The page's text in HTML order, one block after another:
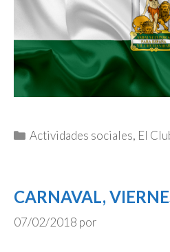
Categorías
Actividades sociales, El
CARNAVAL,
07/02/2018 por